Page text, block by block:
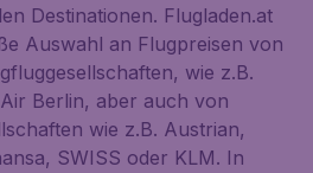
Destinationen. Flugladen.at
Auswahl an Flugpreisen von
wie z.B.
Berlin, aber auch von
wie z.B. Austrian,
SWISS oder KLM. In